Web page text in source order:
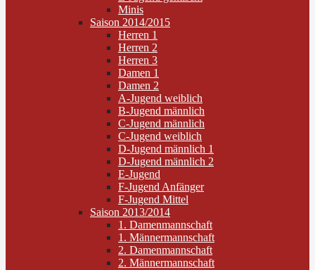
Minis
Saison 2014/2015
Herren 1
Herren 2
Herren 3
Damen 1
Damen 2
A-Jugend weiblich
B-Jugend männlich
C-Jugend männlich
C-Jugend weiblich
D-Jugend männlich 1
D-Jugend männlich 2
E-Jugend
F-Jugend Anfänger
F-Jugend Mittel
Saison 2013/2014
1. Damenmannschaft
1. Männermannschaft
2. Damenmannschaft
2. Männermannschaft